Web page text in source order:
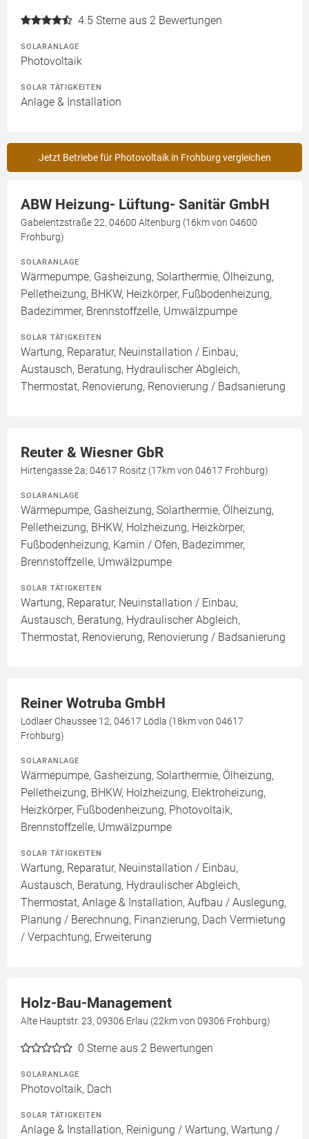
4.5 Sterne aus 2 Bewertungen
SOLARANLAGE
Photovoltaik
SOLAR TÄTIGKEITEN
Anlage & Installation
Jetzt Betriebe für Photovoltaik in Frohburg vergleichen
ABW Heizung- Lüftung- Sanitär GmbH
Gabelentzstraße 22, 04600 Altenburg (16km von 04600
Frohburg)
SOLARANLAGE
Wärmepumpe, Gasheizung, Solarthermie, Ölheizung,
Pelletheizung, BHKW, Heizkörper, Fußbodenheizung,
Badezimmer, Brennstoffzelle, Umwälzpumpe
SOLAR TÄTIGKEITEN
Wartung, Reparatur, Neuinstallation / Einbau,
Austausch, Beratung, Hydraulischer Abgleich,
Thermostat, Renovierung, Renovierung / Badsanierung
Reuter & Wiesner GbR
Hirtengasse 2a, 04617 Rositz (17km von 04617 Frohburg)
SOLARANLAGE
Wärmepumpe, Gasheizung, Solarthermie, Ölheizung,
Pelletheizung, BHKW, Holzheizung, Heizkörper,
Fußbodenheizung, Kamin / Ofen, Badezimmer,
Brennstoffzelle, Umwälzpumpe
SOLAR TÄTIGKEITEN
Wartung, Reparatur, Neuinstallation / Einbau,
Austausch, Beratung, Hydraulischer Abgleich,
Thermostat, Renovierung, Renovierung / Badsanierung
Reiner Wotruba GmbH
Lödlaer Chaussee 12, 04617 Lödla (18km von 04617
Frohburg)
SOLARANLAGE
Wärmepumpe, Gasheizung, Solarthermie, Ölheizung,
Pelletheizung, BHKW, Holzheizung, Elektroheizung,
Heizkörper, Fußbodenheizung, Photovoltaik,
Brennstoffzelle, Umwälzpumpe
SOLAR TÄTIGKEITEN
Wartung, Reparatur, Neuinstallation / Einbau,
Austausch, Beratung, Hydraulischer Abgleich,
Thermostat, Anlage & Installation, Aufbau / Auslegung,
Planung / Berechnung, Finanzierung, Dach Vermietung
/ Verpachtung, Erweiterung
Holz-Bau-Management
Alte Hauptstr. 23, 09306 Erlau (22km von 09306 Frohburg)
0 Sterne aus 2 Bewertungen
SOLARANLAGE
Photovoltaik, Dach
SOLAR TÄTIGKEITEN
Anlage & Installation, Reinigung / Wartung, Wartung /